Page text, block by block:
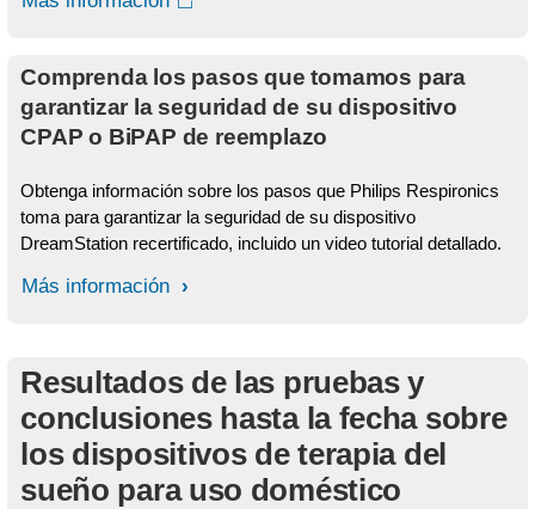
Comprenda los pasos que tomamos para
garantizar la seguridad de su dispositivo
CPAP o BiPAP de reemplazo
Obtenga información sobre los pasos que Philips Respironics
toma para garantizar la seguridad de su dispositivo
DreamStation recertificado, incluido un video tutorial detallado.
Más información
Resultados de las pruebas y
conclusiones hasta la fecha sobre
los dispositivos de terapia del
sueño para uso doméstico